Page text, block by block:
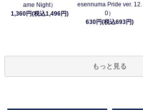
ame Night）
1,360円(税込1,496円)
esennuma Pride ver. 12.
0）
630円(税込693円)
もっと見る